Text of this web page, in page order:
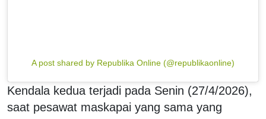
A post shared by Republika Online (@republikaonline)
Kendala kedua terjadi pada Senin (27/4/2026),
saat pesawat maskapai yang sama yang